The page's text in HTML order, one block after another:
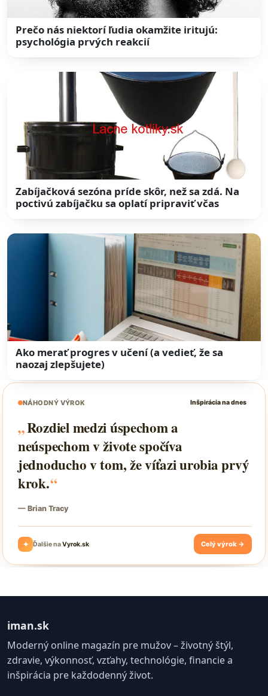
Prečo nás niektorí ľudia okamžite iritujú:
psychológia prvých reakcií
Zabíjačková sezóna príde skôr, než sa zdá. Na
poctivú zabíjačku sa oplatí pripraviť včas
Ako merať progres v učení (a vedieť, že sa
naozaj zlepšujete)
iman.sk
Moderný online magazín pre mužov – životný štýl,
zdravie, výkonnosť, vzťahy, technológie, financie a
inšpirácia pre každodenný život.